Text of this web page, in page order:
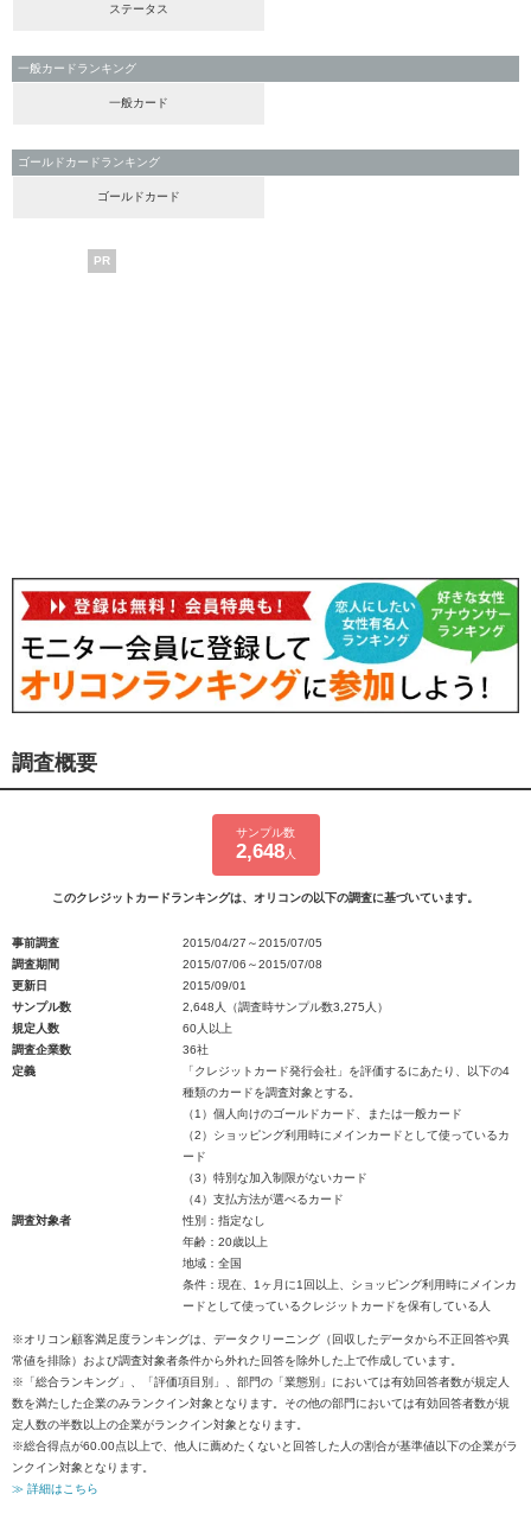
ステータス
一般カードランキング
一般カード
ゴールドカードランキング
ゴールドカード
PR
調査概要
サンプル数
2,648人
このクレジットカードランキングは、オリコンの以下の調査に基づいています。
事前調査
2015/04/27～2015/07/05
調査期間
2015/07/06～2015/07/08
更新日
2015/09/01
サンプル数
2,648人（調査時サンプル数3,275人）
規定人数
60人以上
調査企業数
36社
定義
「クレジットカード発行会社」を評価するにあたり、以下の4
種類のカードを調査対象とする。
（1）個人向けのゴールドカード、または一般カード
（2）ショッピング利用時にメインカードとして使っているカ
ード
（3）特別な加入制限がないカード
（4）支払方法が選べるカード
調査対象者
性別：指定なし
年齢：20歳以上
地域：全国
条件：現在、1ヶ月に1回以上、ショッピング利用時にメインカ
ードとして使っているクレジットカードを保有している人
※オリコン顧客満足度ランキングは、データクリーニング（回収したデータから不正回答や異
常値を排除）および調査対象者条件から外れた回答を除外した上で作成しています。
※「総合ランキング」、「評価項目別」、部門の「業態別」においては有効回答者数が規定人
数を満たした企業のみランクイン対象となります。その他の部門においては有効回答者数が規
定人数の半数以上の企業がランクイン対象となります。
※総合得点が60.00点以上で、他人に薦めたくないと回答した人の割合が基準値以下の企業がラ
ンクイン対象となります。
≫ 詳細はこちら